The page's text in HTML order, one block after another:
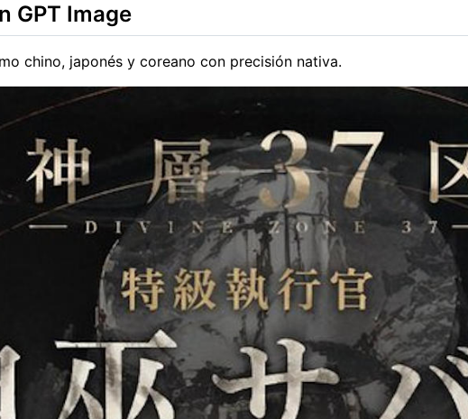
GPT Image
chino, japonés y coreano con precisión nativa.